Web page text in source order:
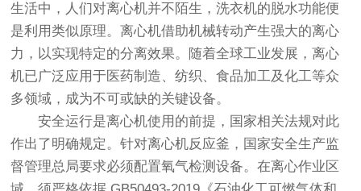
生活中，人们对离心机并不陌生，洗衣机的脱水功能便
是利用类似原理。离心机借助机械转动产生强大的离心
力，以实现特定的分离效果。随着全球工业发展，离心
机已广泛应用于医药制造、纺织、食品加工及化工等众
多领域，成为不可或缺的关键设备。
安全运行是离心机使用的前提，国家相关法规对此
作出了明确规定。针对离心机反应釜，国家安全生产监
督管理总局要求必须配置氧气检测设备。在离心作业区